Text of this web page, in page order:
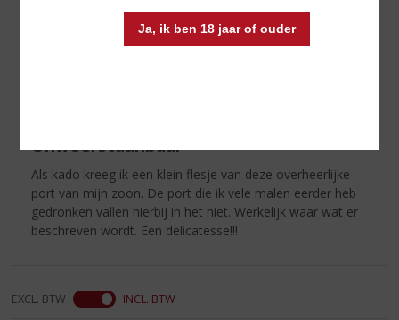
Ja, ik ben 18 jaar of ouder
Onweerstaanbaar
Als kado kreeg ik een klein flesje van deze overheerlijke
port van mijn zoon. De port die ik vele malen eerder heb
gedronken vallen hierbij in het niet. Werkelijk waar wat er
beschreven wordt. Een delicatesse!!!
EXCL. BTW INCL. BTW